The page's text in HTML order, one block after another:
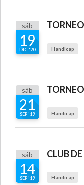
sáb
19
DIC '20 Handicap
sáb
21
SEP '19 Handicap
sáb
14
SEP '19
CLUB
Handicap